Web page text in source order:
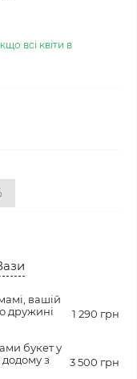
всі квіти в
вашій
дружині
1 290 грн
букет у
додому з
3 500 грн